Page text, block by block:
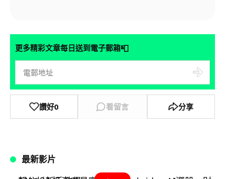
更多精彩文章每日送到電子郵箱📮
讚好0 看留言 分享
最新影片